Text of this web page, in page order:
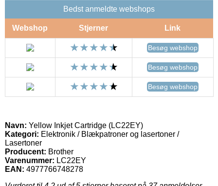
Bedst anmeldte webshops
Webshop Stjerner Link
Besøg webshop
Besøg webshop
Besøg webshop
Navn: Yellow Inkjet Cartridge (LC22EY)
Kategori: Elektronik / Blækpatroner og lasertoner /
Lasertoner
Producent: Brother
Varenummer: LC22EY
EAN: 4977766748278